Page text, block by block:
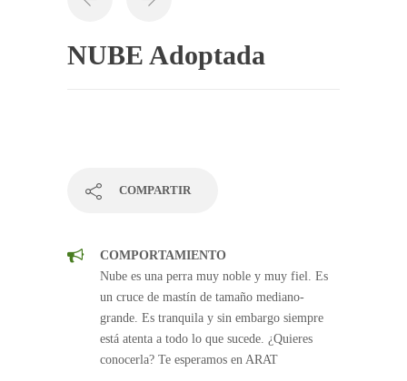
NUBE Adoptada
COMPARTIR
COMPORTAMIENTO
Nube es una perra muy noble y muy fiel. Es
un cruce de mastín de tamaño mediano-
grande. Es tranquila y sin embargo siempre
está atenta a todo lo que sucede. ¿Quieres
conocerla? Te esperamos en ARAT